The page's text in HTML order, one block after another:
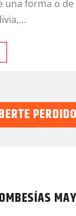
una forma o
PERDIDO